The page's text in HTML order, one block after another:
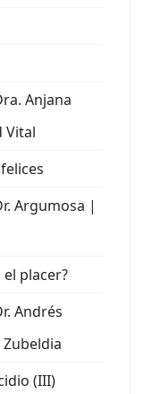
Anjana
Vital
Argumosa |
el placer?
Andrés
(III)